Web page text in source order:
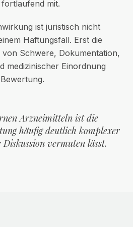
mit.
ist juristisch nicht
Haftungsfall. Erst die
Schwere, Dokumentation,
medizinischer Einordnung
Arzneimitteln ist die
häufig deutlich komplexer
vermuten lässt.